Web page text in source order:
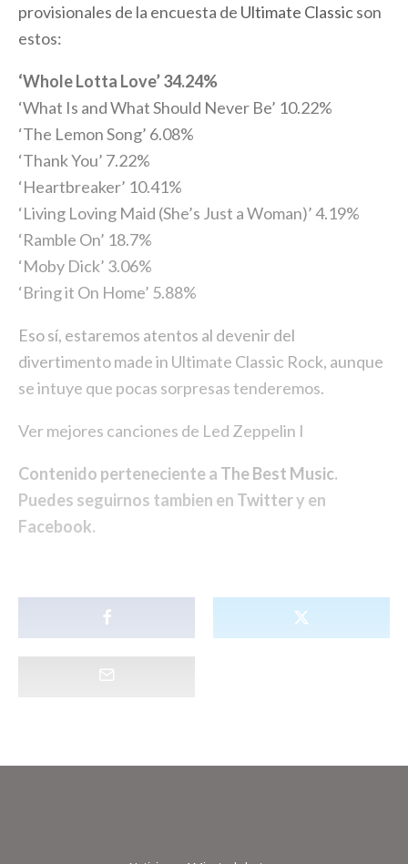
provisionales de la encuesta de Ultimate Classicson
estos:
‘Whole Lotta Love’ 34.24%
‘What Is and What Should Never Be’ 10.22%
‘The Lemon Song’ 6.08%
‘Thank You’ 7.22%
‘Heartbreaker’ 10.41%
‘Living Loving Maid (She’s Just a Woman)’ 4.19%
‘Ramble On’ 18.7%
‘Moby Dick’ 3.06%
‘Bring it On Home’ 5.88%
Eso sí, estaremos atentos al devenir del
divertimento made in Ultimate Classic Rock, aunque
se intuye que pocas sorpresas tenderemos.
Ver mejores canciones de Led Zeppelin I
Contenido perteneciente a The Best Music.
Puedes seguirnos tambien en Twittery en
Facebook.